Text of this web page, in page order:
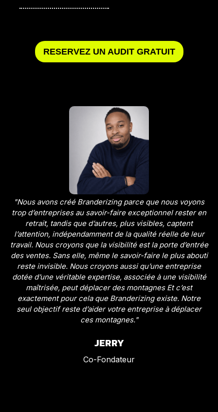
RESERVEZ UN AUDIT GRATUIT
"Nous avons créé Branderizing parce que nous voyons
trop d’entreprises au savoir-faire exceptionnel rester en
retrait, tandis que d’autres, plus visibles, captent
l’attention, indépendamment de la qualité réelle de leur
travail. Nous croyons que la visibilité est la porte d’entrée
des ventes. Sans elle, même le savoir-faire le plus abouti
reste invisible. Nous croyons aussi qu’une entreprise
dotée d’une véritable expertise, associée à une visibilité
maîtrisée, peut déplacer des montagnes Et c’est
exactement pour cela que Branderizing existe. Notre
seul objectif reste d’aider votre entreprise à déplacer
ces montagnes."
JERRY
Co-Fondateur